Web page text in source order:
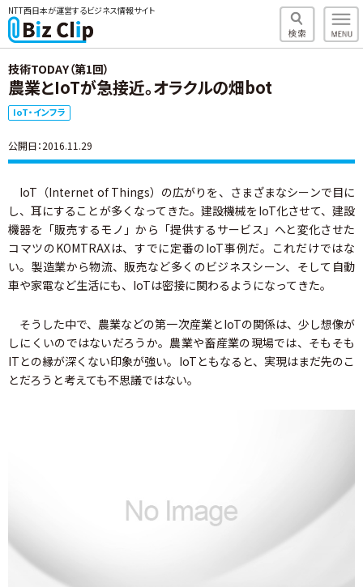
NTT西日本が運営するビジネス情報サイト
技術TODAY（第1回）
農業とIoTが急接近。オラクルの畑bot
IoT・インフラ
公開日：2016.11.29
IoT（Internet of Things）の広がりを、さまざまなシーンで目に
し、耳にすることが多くなってきた。建設機械をIoT化させて、建設
機器を「販売するモノ」から「提供するサービス」へと変化させた
コマツのKOMTRAXは、すでに定番のIoT事例だ。これだけではな
い。製造業から物流、販売など多くのビジネスシーン、そして自動
車や家電など生活にも、IoTは密接に関わるようになってきた。
そうした中で、農業などの第一次産業とIoTの関係は、少し想像が
しにくいのではないだろうか。農業や畜産業の現場では、そもそも
ITとの縁が深くない印象が強い。IoTともなると、実現はまだ先のこ
とだろうと考えても不思議ではない。